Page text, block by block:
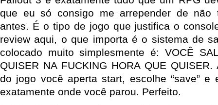
que eu só consigo me arrepender de não
antes. É o tipo de jogo que justifica o
review aqui, o que importa é o sistema de
colocado muito simplesmente é: VOCÊ
QUISER NA FUCKING HORA QUE
do jogo você aperta start, escolhe “save”
exatamente onde você parou. Perfeito.